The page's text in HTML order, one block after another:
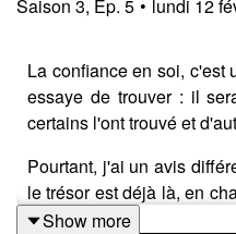
Saison 3, Ep. 5 • lundi 12
La confiance en soi, c'est
essaye de trouver : il
certains l'ont trouvé et
Pourtant, j'ai un avis
le trésor est déjà là, en
de le voir ou bien de se
Show more